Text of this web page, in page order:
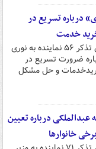
درباره تسریع در
خدمت
عضو هیئت رئیسه مجلس تذکر ۵۶ نماینده به نوری
ضرورت تسریع در
و حل مشکل
به عبدالملکی درباره تعیین
خانوارها